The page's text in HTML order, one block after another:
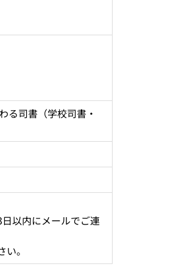
る司書（学校司書・
以内にメールでご連
。